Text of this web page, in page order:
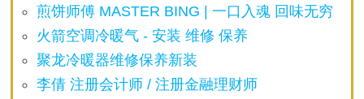
煎饼师傅 MASTER BING | 一口入魂 回味无穷
火箭空调冷暖气 - 安装 维修 保养
聚龙冷暖器维修保养新装
李倩 注册会计师 / 注册金融理财师